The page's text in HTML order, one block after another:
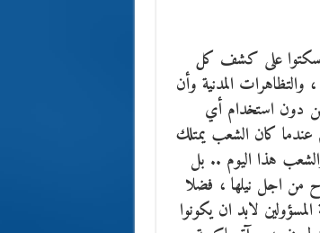
يسكتوا على كشف كل
المدنية وأن
دون استخدام أي
عندما كان الشعب يمتلك
هذا اليوم .. بل
من اجل نيلها ، فضلا
لابد ان يكونوا